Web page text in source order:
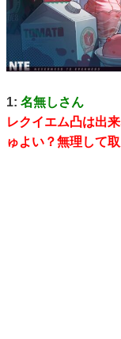
1: 名無しさん
レクイエム凸は出
ゅよい？無理して